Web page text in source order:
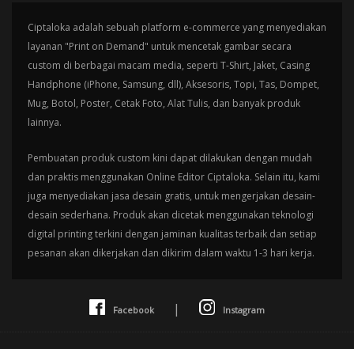
Ciptaloka adalah sebuah platform e-commerce yang menyediakan
layanan "Print on Demand" untuk mencetak gambar secara
custom di berbagai macam media, seperti T-Shirt, Jaket, Casing
Handphone (iPhone, Samsung, dll), Aksesoris, Topi, Tas, Dompet,
Mug, Botol, Poster, Cetak Foto, Alat Tulis, dan banyak produk
lainnya.
Pembuatan produk custom kini dapat dilakukan dengan mudah
dan praktis menggunakan Online Editor Ciptaloka. Selain itu, kami
juga menyediakan jasa desain gratis, untuk mengerjakan desain-
desain sederhana. Produk akan dicetak menggunakan teknologi
digital printing terkini dengan jaminan kualitas terbaik dan setiap
pesanan akan dikerjakan dan dikirim dalam waktu 1-3 hari kerja.
Facebook | Instagram